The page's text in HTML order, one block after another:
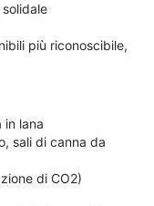
più riconoscibile,
in lana
sali di canna da
di CO2)